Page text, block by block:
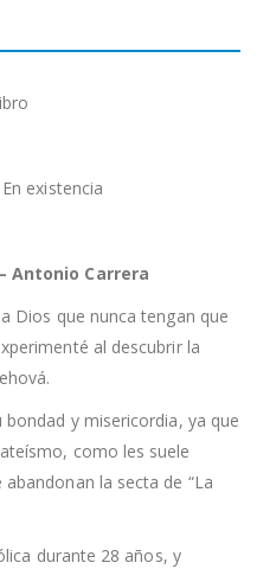
existencia
Antonio Carrera
Dios que nunca tengan que
al descubrir la
y misericordia, ya que
como les suele
la secta de “La
durante 28 años, y